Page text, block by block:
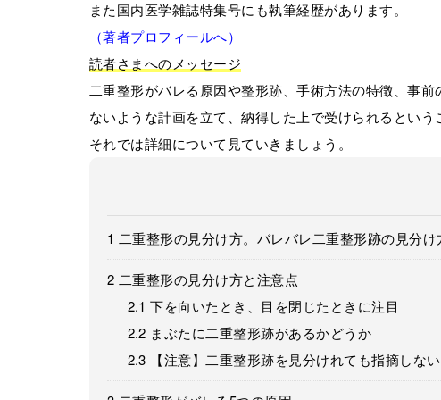
また国内医学雑誌特集号にも執筆経歴があります。
（著者プロフィールへ）
読者さまへのメッセージ
二重整形がバレる原因や整形跡、手術方法の特徴、事
ないような計画を立て、納得した上で受けられるという
それでは詳細について見ていきましょう。
1 二重整形の見分け方。バレバレ二重整形跡の見分け
2 二重整形の見分け方と注意点
2.1 下を向いたとき、目を閉じたときに注目
2.2 まぶたに二重整形跡があるかどうか
2.3 【注意】二重整形跡を見分けれても指摘しない